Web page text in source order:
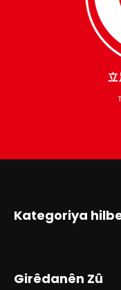
Kategoriya
Girêdanên Zû